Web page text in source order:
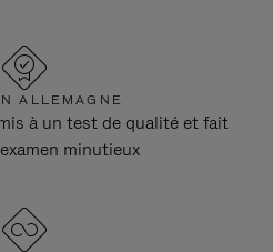
ALLEMAGNE
à un test de qualité et fait
minutieux